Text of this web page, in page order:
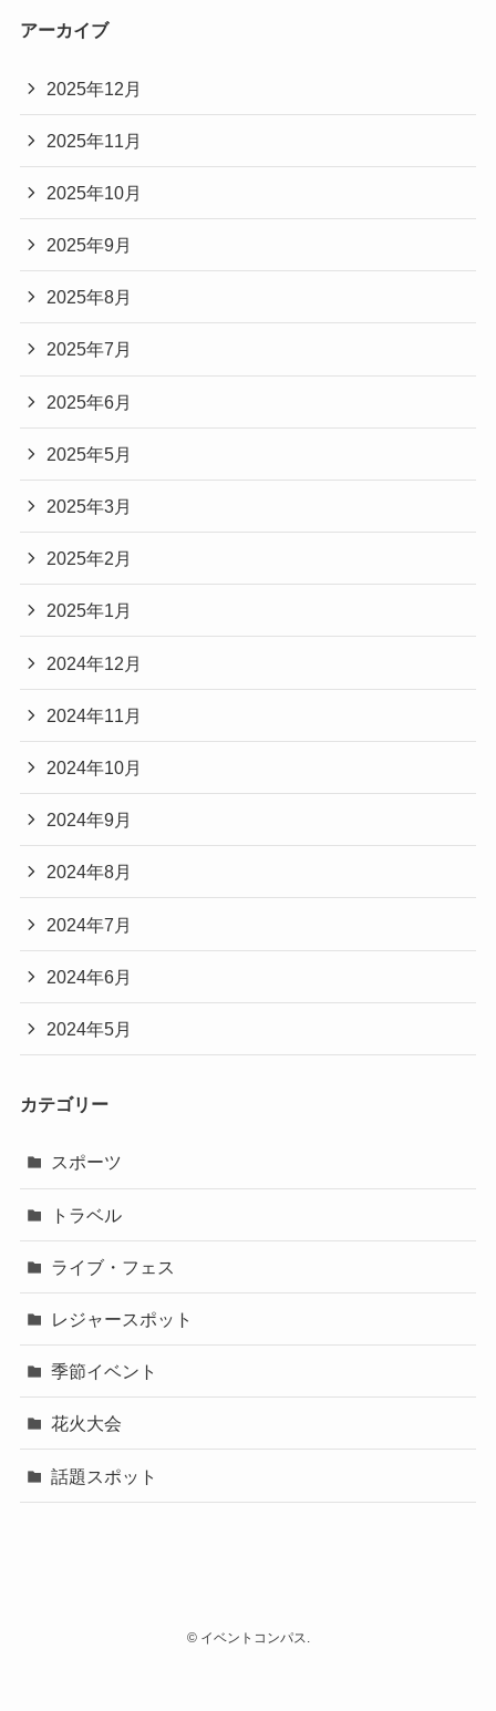
アーカイブ
2025年12月
2025年11月
2025年10月
2025年9月
2025年8月
2025年7月
2025年6月
2025年5月
2025年3月
2025年2月
2025年1月
2024年12月
2024年11月
2024年10月
2024年9月
2024年8月
2024年7月
2024年6月
2024年5月
カテゴリー
スポーツ
トラベル
ライブ・フェス
レジャースポット
季節イベント
花火大会
話題スポット
©イベントコンパス.